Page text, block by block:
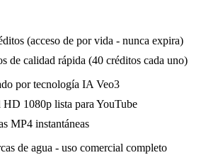
(acceso de por vida - nunca expira)
de calidad rápida (40 créditos cada uno)
por tecnología IA Veo3
HD 1080p lista para YouTube
MP4 instantáneas
de agua - uso comercial completo